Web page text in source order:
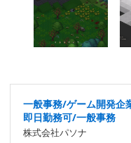
一般事務/ゲーム開発企
即日勤務可/一般事務
株式会社パソナ